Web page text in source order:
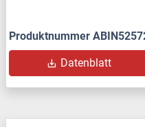
Produktnummer
Datenblatt